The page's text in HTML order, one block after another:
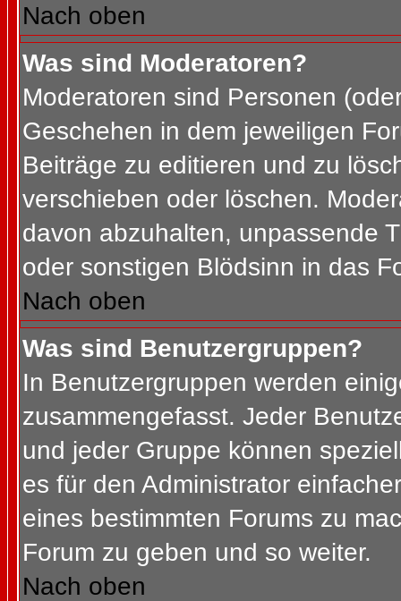
Nach oben
Was sind Moderatoren?
Moderatoren sind Personen
Geschehen in dem jeweiligen
Beiträge zu editieren und zu
verschieben oder löschen.
davon abzuhalten, unpassende
oder sonstigen Blödsinn in das
Nach oben
Was sind Benutzergruppen?
In Benutzergruppen werden
zusammengefasst. Jeder
und jeder Gruppe können
es für den Administrator
eines bestimmten Forums zu
Forum zu geben und so weiter.
Nach oben